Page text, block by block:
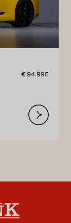
€ 94.995